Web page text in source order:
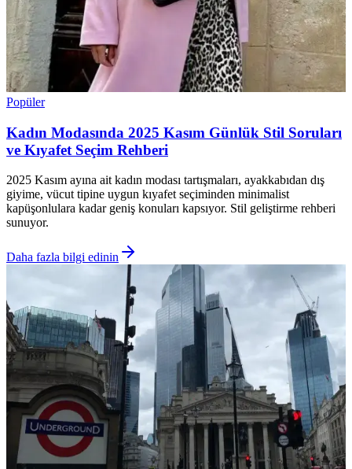
Popüler
Kadın Modasında 2025 Kasım Günlük Stil Soruları
ve Kıyafet Seçim Rehberi
2025 Kasım ayına ait kadın modası tartışmaları, ayakkabıdan dış
giyime, vücut tipine uygun kıyafet seçiminden minimalist
kapüşonlulara kadar geniş konuları kapsıyor. Stil geliştirme rehberi
sunuyor.
Daha fazla bilgi edinin